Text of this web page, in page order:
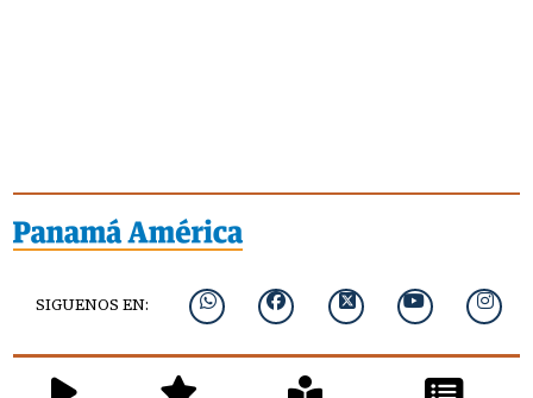
SIGUENOS EN: